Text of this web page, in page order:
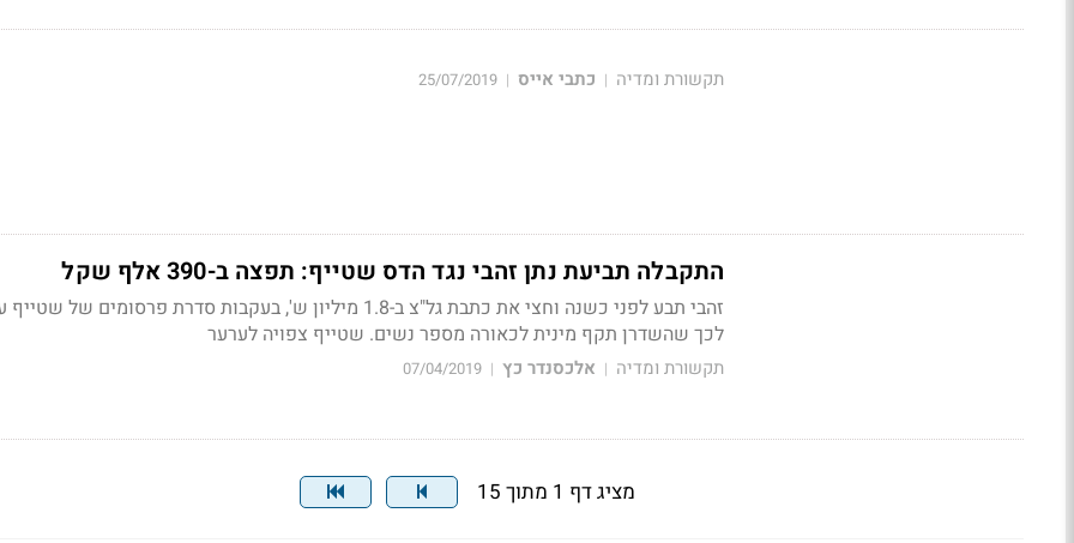
תקשורת ומדיה | כתבי אייס |
25/07/2019
התקבלה תביעת נתן זהבי נגד הדס שטייף: תפצה ב-390 אלף שקל
זהבי תבע לפני כשנה וחצי את כתבת גל"צ ב-1.8 מיליון ש', בעקבות סדרת פרסומים
לכך שהשדרן תקף מינית לכאורה מספר נשים. שטייף צפויה לערער
תקשורת ומדיה | אלכסנדר כץ |
07/04/2019
מציג דף 1 מתוך 15